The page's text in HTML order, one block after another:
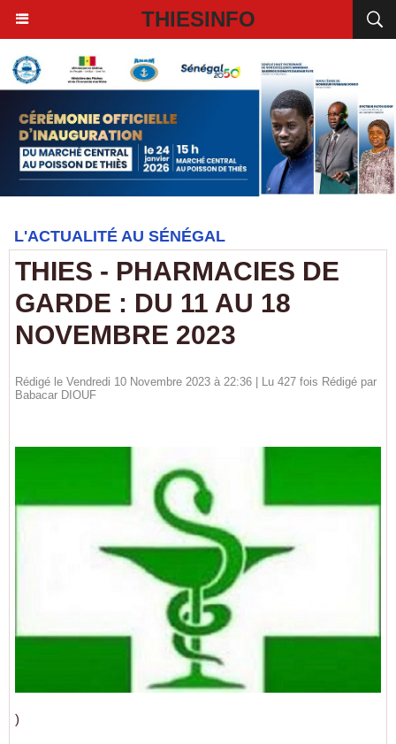
THIESINFO
L'ACTUALITÉ AU SÉNÉGAL
THIES - PHARMACIES DE
GARDE : DU 11 AU 18
NOVEMBRE 2023
Rédigé le Vendredi 10 Novembre 2023 à 22:36 | Lu 427 fois Rédigé par
Babacar DIOUF
)